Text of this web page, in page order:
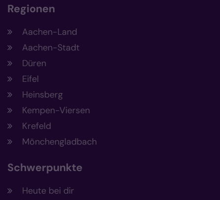
Regionen
Aachen-Land
Aachen-Stadt
Düren
Eifel
Heinsberg
Kempen-Viersen
Krefeld
Mönchengladbach
Schwerpunkte
Heute bei dir